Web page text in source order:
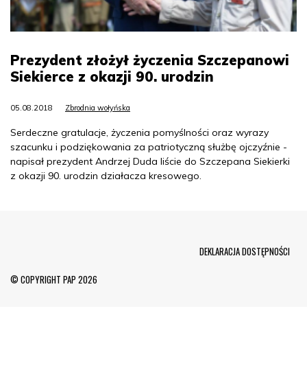
Prezydent złożył życzenia Szczepanowi
Siekierce z okazji 90. urodzin
05.08.2018 Zbrodnia wołyńska
Serdeczne gratulacje, życzenia pomyślności oraz wyrazy
szacunku i podziękowania za patriotyczną służbę ojczyźnie -
napisał prezydent Andrzej Duda liście do Szczepana Siekierki
z okazji 90. urodzin działacza kresowego.
© COPYRIGHT PAP 2026
DEKLARACJA DOSTĘPNOŚCI